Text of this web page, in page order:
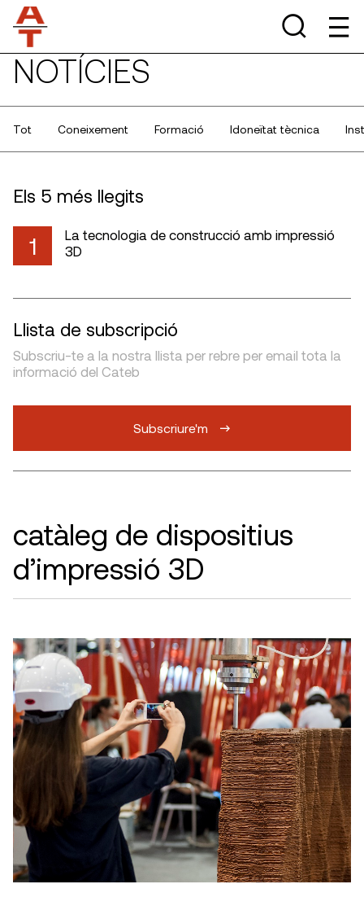
NOTÍCIES
Tot Coneixement Formació Idoneïtat tècnica
Els 5 més llegits
1
La tecnologia de construcció amb impressió
3D
Llista de subscripció
Subscriu-te a la nostra llista per rebre per email tota la
informació del Cateb
Subscriure'm
catàleg de dispositius
d’impressió 3D